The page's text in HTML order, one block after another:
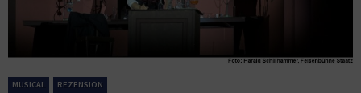
MUSICAL REZENSION